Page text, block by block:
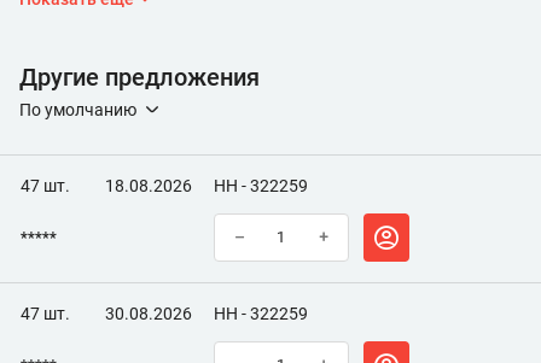
Другие предложения
По умолчанию
47 шт. 18.08.2026 НН - 322259
***** – +
47 шт. 30.08.2026 НН - 322259